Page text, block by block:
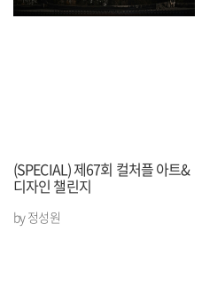
(SPECIAL) 제67회 컬처플 아트&
디자인 챌린지
by 정성원